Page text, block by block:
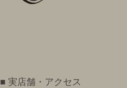
■ 実店舗・アクセス